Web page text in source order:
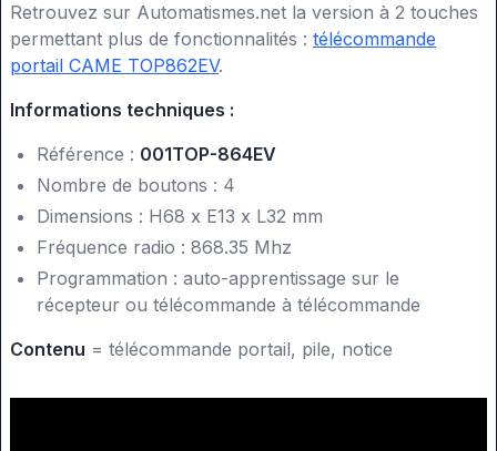
Retrouvez sur Automatismes.net la version à 2 touches
permettant plus de fonctionnalités : télécommande
portail CAME TOP862EV.
Informations techniques :
Référence : 001TOP-864EV
Nombre de boutons : 4
Dimensions : H68 x E13 x L32 mm
Fréquence radio : 868.35 Mhz
Programmation : auto-apprentissage sur le
récepteur ou télécommande à télécommande
Contenu = télécommande portail, pile, notice